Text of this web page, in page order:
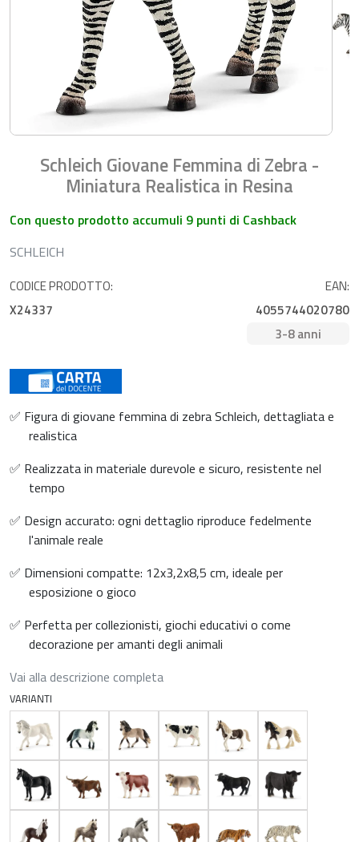
Schleich Giovane Femmina di Zebra -
Miniatura Realistica in Resina
Con questo prodotto accumuli 9 punti di Cashback
SCHLEICH
CODICE PRODOTTO:
X24337
EAN:
4055744020780
3-8 anni
✅ Figura di giovane femmina di zebra Schleich, dettagliata e
realistica
✅ Realizzata in materiale durevole e sicuro, resistente nel
tempo
✅ Design accurato: ogni dettaglio riproduce fedelmente
l'animale reale
✅ Dimensioni compatte: 12x3,2x8,5 cm, ideale per
esposizione o gioco
✅ Perfetta per collezionisti, giochi educativi o come
decorazione per amanti degli animali
Vai alla descrizione completa
VARIANTI